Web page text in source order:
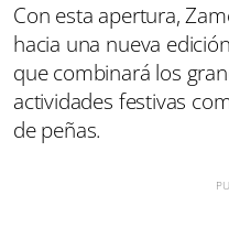
Con esta apertura,
hacia una nueva
que combinará los
actividades festivas
de peñas.